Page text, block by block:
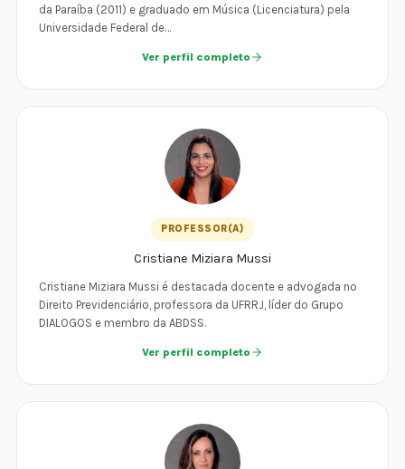
da Paraíba (2011) e graduado em Música (Licenciatura) pela
Universidade Federal de…
Ver perfil completo
PROFESSOR(A)
Cristiane Miziara Mussi
Cristiane Miziara Mussi é destacada docente e advogada no
Direito Previdenciário, professora da UFRRJ, líder do Grupo
DIALOGOS e membro da ABDSS.
Ver perfil completo